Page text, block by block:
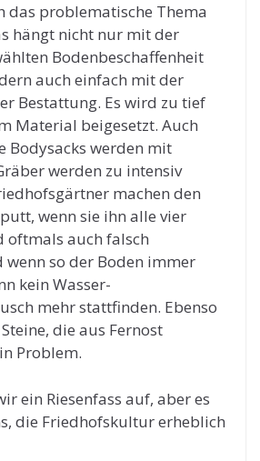
das problematische Thema
hängt nicht nur mit der
Bodenbeschaffenheit
auch einfach mit der
Bestattung. Es wird zu tief
Material beigesetzt. Auch
Bodysacks werden mit
werden zu intensiv
machen den
wenn sie ihn alle vier
oftmals auch falsch
wenn so der Boden immer
kein Wasser-
mehr stattfinden. Ebenso
die aus Fernost
Problem.
ein Riesenfass auf, aber es
die Friedhofskultur erheblich